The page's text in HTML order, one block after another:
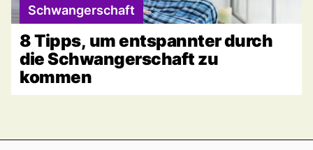
Schwangerschaft
8 Tipps, um entspannter durch
die Schwangerschaft zu
kommen